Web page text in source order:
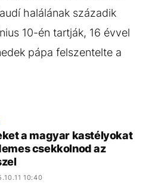
halálának századik
10-én tartják, 16 évvel
pápa felszentelte a
a magyar kastélyokat
csekkolnod az
10:40